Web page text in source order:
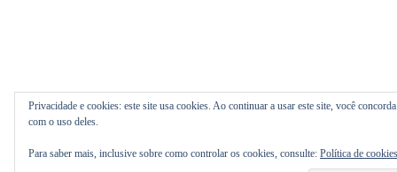
Privacidade e cookies: este site usa cookies. Ao continuar a usar este site, você concorda
com o uso deles.
Para saber mais, inclusive sobre como controlar os cookies, consulte: Política de cookies